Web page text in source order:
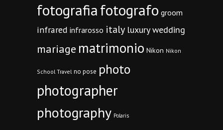
fotografiafotografo groom
infrared infrarosso italy luxury wedding
mariage matrimonio Nikon Nikon
School Travel no pose photo
photographer
photography Polaris